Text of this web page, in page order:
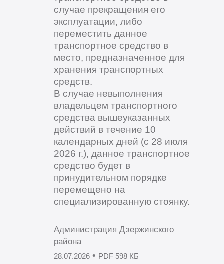
случае прекращения его
эксплуатации, либо
переместить данное
транспортное средство в
место, предназначенное для
хранения транспортных
средств.
В случае невыполнения
владельцем транспортного
средства вышеуказанных
действий в течение 10
календарных дней (с 28 июля
2026 г.), данное транспортное
средство будет в
принудительном порядке
перемещено на
специализированную стоянку.
Администрация Дзержинского
района
28.07.2026• PDF 598 КБ